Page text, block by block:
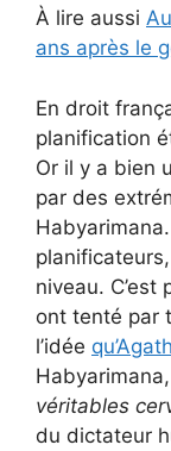
À lire aussi
ans après le
En droit
planification
Or il y a bien
par des
niveau. C’est
ont tenté par
l’idée
véritables
du dictateur